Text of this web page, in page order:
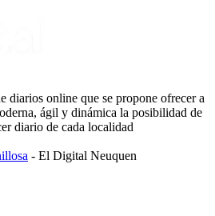
diarios online que se propone ofrecer a
ágil y dinámica la posibilidad de
diario de cada localidad
- El Digital Neuquen